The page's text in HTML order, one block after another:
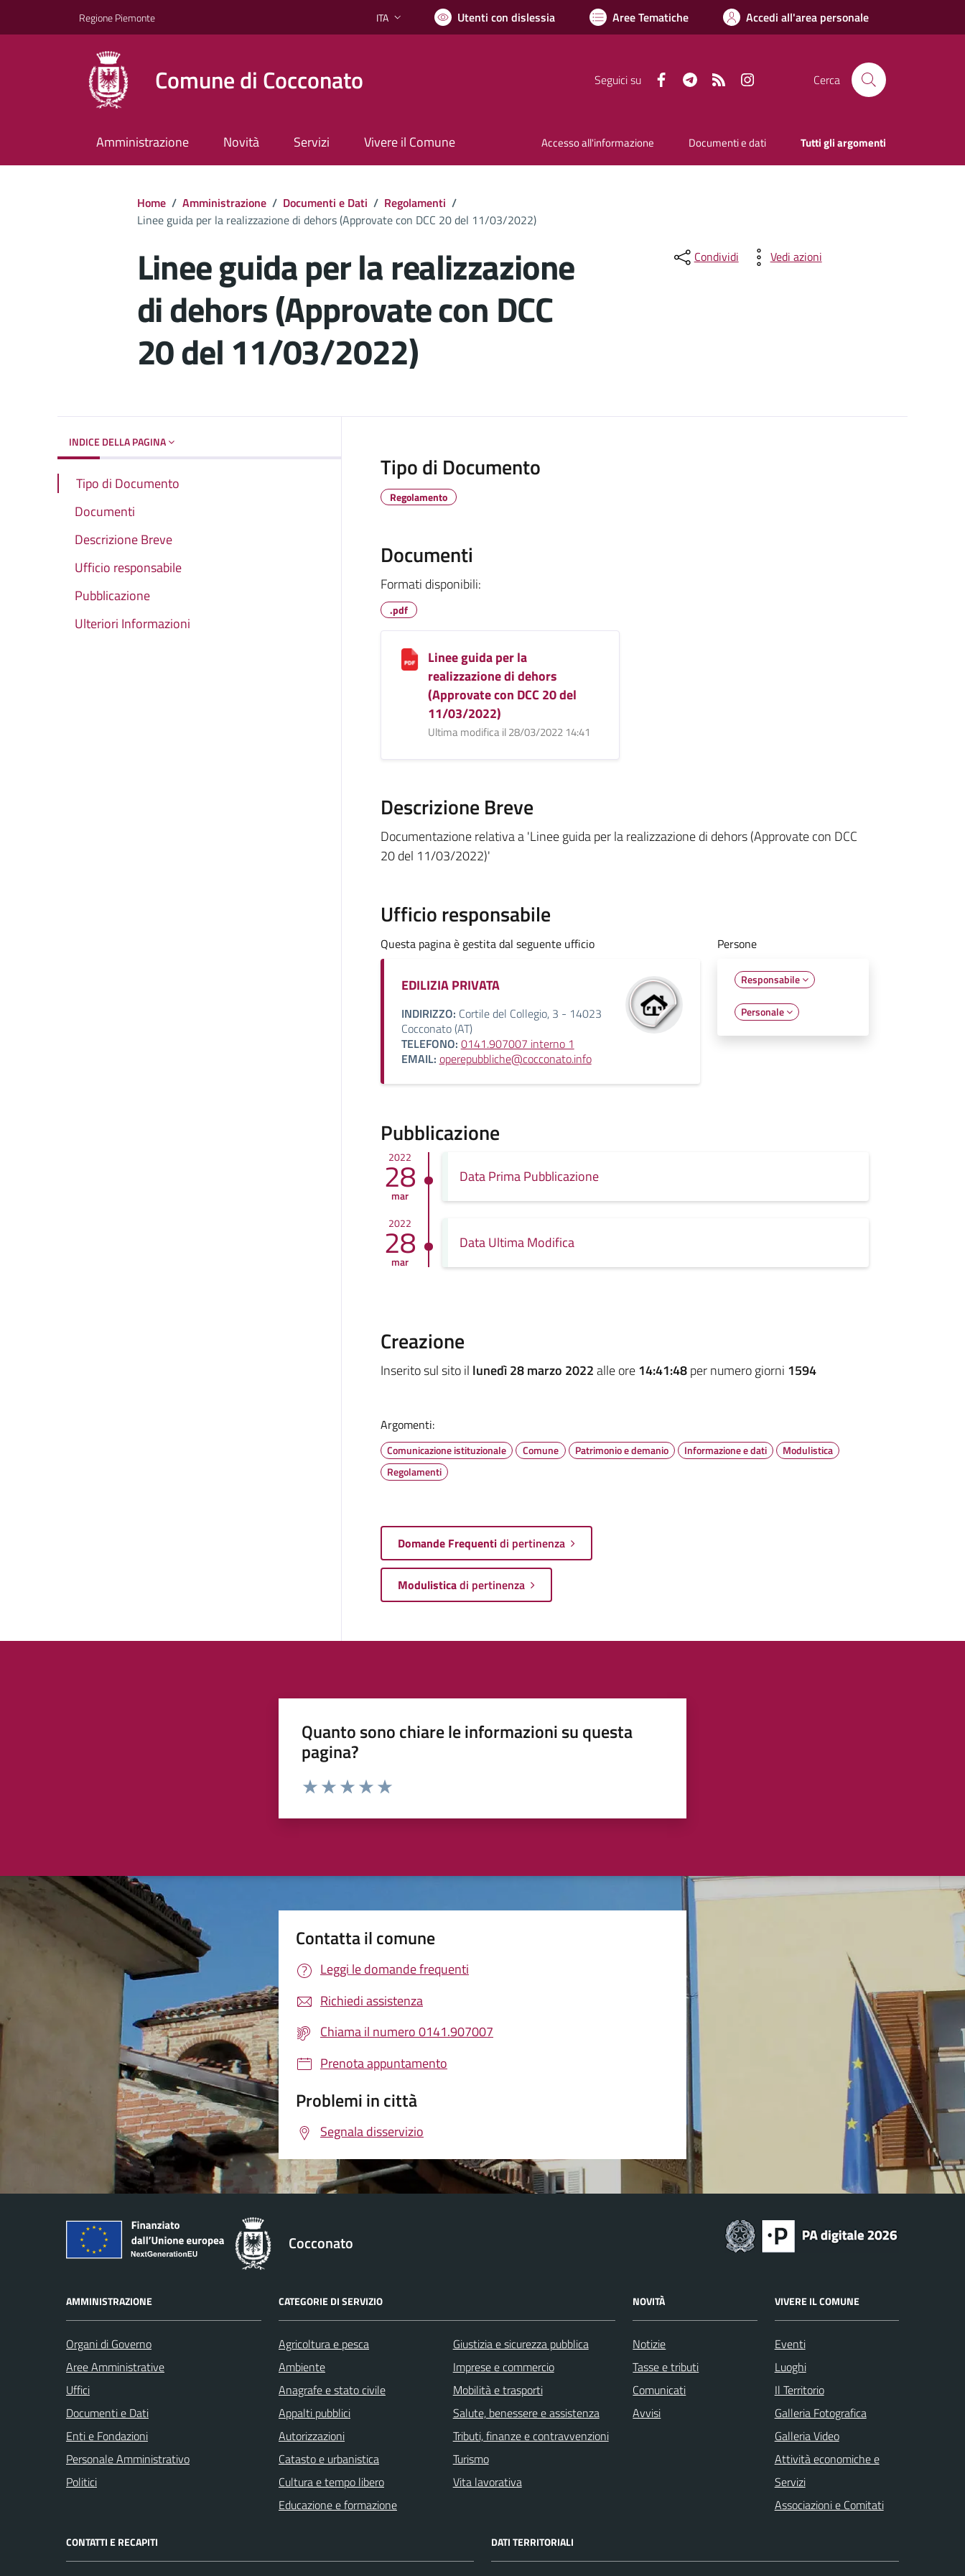
Regione Piemonte Lingua attiva:
ITA Utenti con dislessia Aree Tematiche Accedi all'area personale
Comune di Cocconato Seguici su FacebookTelegramRSS Cerca
Amministrazione Novità Servizi Vivere il Comune Accesso all'informazione Documenti e dati Tutti gli argomenti
Home / Amministrazione / Documenti e Dati / Regolamenti /
Linee guida per la realizzazione di dehors (Approvate con DCC 20 del 11/03/2022)
Linee guida per la realizzazione
di dehors (Approvate con DCC
20 del 11/03/2022)
Condividi Vedi azioni
INDICE DELLA PAGINA
Tipo di Documento
Documenti
Descrizione Breve
Ufficio responsabile
Pubblicazione
Ulteriori Informazioni
Tipo di Documento
Regolamento
Documenti
Formati disponibili:
.pdf
Linee guida per la
realizzazione di dehors
(Approvate con DCC 20 del
11/03/2022)
Ultima modifica il 28/03/2022 14:41
Descrizione Breve
Documentazione relativa a 'Linee guida per la realizzazione di dehors (Approvate con DCC
20 del 11/03/2022)'
Ufficio responsabile
Questa pagina è gestita dal seguente ufficio
EDILIZIA PRIVATA
INDIRIZZO: Cortile del Collegio, 3 - 14023
Cocconato (AT)
TELEFONO: 0141.907007 interno 1
EMAIL: operepubbliche@cocconato.info
Persone
Responsabile
Personale
Pubblicazione
2022
28
mar
Data Prima Pubblicazione
2022
28
mar
Data Ultima Modifica
Creazione
Inserito sul sito il lunedì 28 marzo 2022alle ore14:41:48per numero giorni 1594
Argomenti:
Comunicazione istituzionale Comune Patrimonio e demanio Informazione e dati
Modulistica
Regolamenti
Domande Frequentidi pertinenza
Modulisticadi pertinenza
Quanto sono chiare le informazioni su questa
pagina?
Valuta da 1 a 5 stelle la pagina
Contatta il comune
Leggi le domande frequenti
Richiedi assistenza
Chiama il numero 0141.907007
Prenota appuntamento
Problemi in città
Segnala disservizio
Cocconato
AMMINISTRAZIONE
Organi di Governo
Aree Amministrative
Uffici
Documenti e Dati
Enti e Fondazioni
Personale Amministrativo
Politici
CATEGORIE DI SERVIZIO
Agricoltura e pesca
Ambiente
Anagrafe e stato civile
Appalti pubblici
Autorizzazioni
Catasto e urbanistica
Cultura e tempo libero
Educazione e formazione
Giustizia e sicurezza pubblica
Imprese e commercio
Mobilità e trasporti
Salute, benessere e assistenza
Tributi, finanze e contravvenzioni
Turismo
Vita lavorativa
NOVITÀ
Notizie
Tasse e tributi
Comunicati
Avvisi
VIVERE IL COMUNE
Eventi
Luoghi
Il Territorio
Galleria Fotografica
Galleria Video
Attività economiche e
Servizi
Associazioni e Comitati
CONTATTI E RECAPITI DATI TERRITORIALI